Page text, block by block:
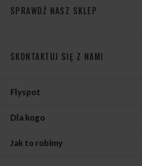
SPRAWDŹ NASZ SKLEP
SKONTAKTUJ SIĘ Z NAMI
Flyspot
Dla kogo
Jak to robimy